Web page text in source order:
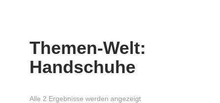
Themen-Welt:
Handschuhe
Alle 2 Ergebnisse werden angezeigt